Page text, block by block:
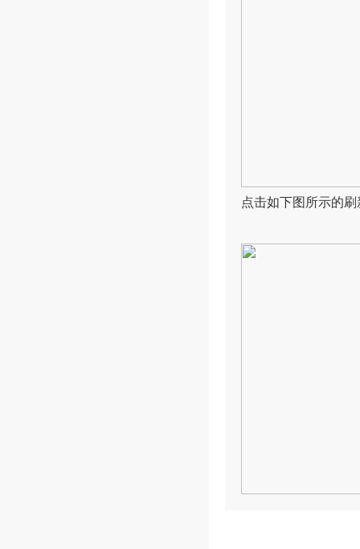
点击如下图所示的